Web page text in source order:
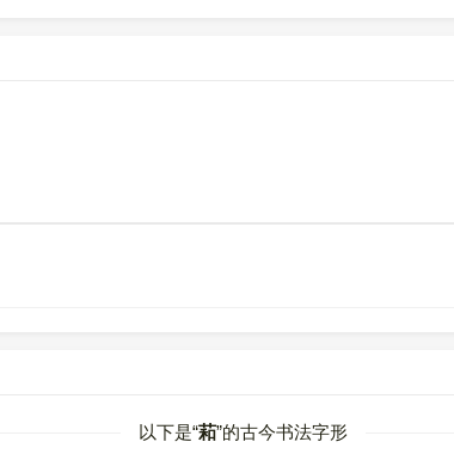
以下是“萂”的古今书法字形